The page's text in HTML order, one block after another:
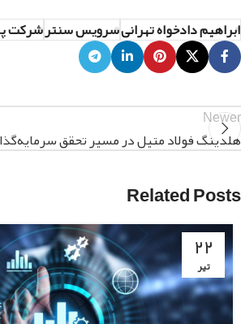
ابراهیم دادخواه تهرانیسرویس سنترشرکت
Newer
هلدینگ فولاد متیل در مسیر تحقق
Related Posts
۲۲
تیر